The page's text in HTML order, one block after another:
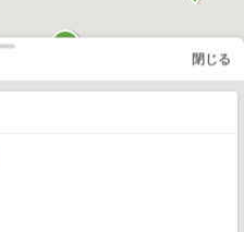
3
閉じる